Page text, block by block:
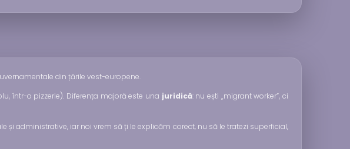
din țările vest-europene.
într-o pizzerie). Diferența majoră este una juridică: nu ești „migrant worker”, ci
administrative, iar noi vrem să ți le explicăm corect, nu să le tratezi superficial,